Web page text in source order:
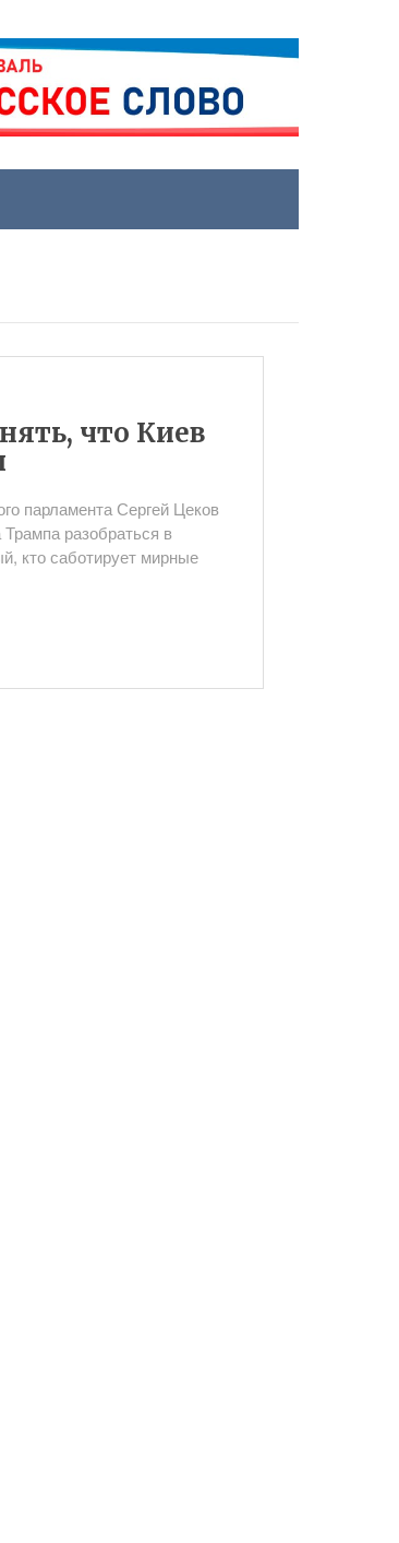
что Киев
парламента Сергей Цеков
разобраться в
кто саботирует мирные